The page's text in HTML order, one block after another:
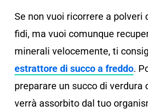
Se non vuoi ricorrere a polveri
fidi, ma vuoi comunque
minerali velocemente, ti
estrattore di succo a freddo.
preparare un succo di verdura
verrà assorbito dal tuo